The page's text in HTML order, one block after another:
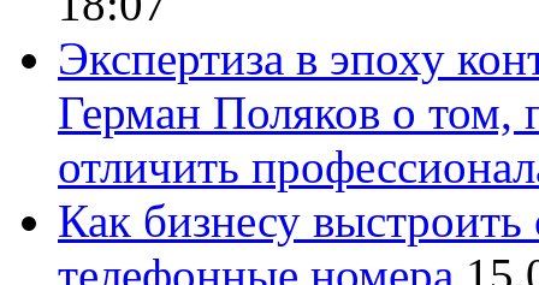
Экспертиза в эпоху
Герман Поляков о том,
отличить
Как бизнесу
телефонные номера